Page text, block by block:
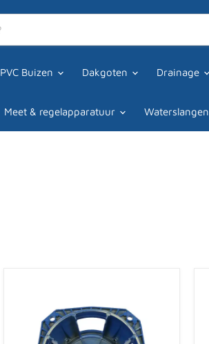
PVC Buizen Dakgoten Drainage
Meet & regelapparatuur Waterslangen